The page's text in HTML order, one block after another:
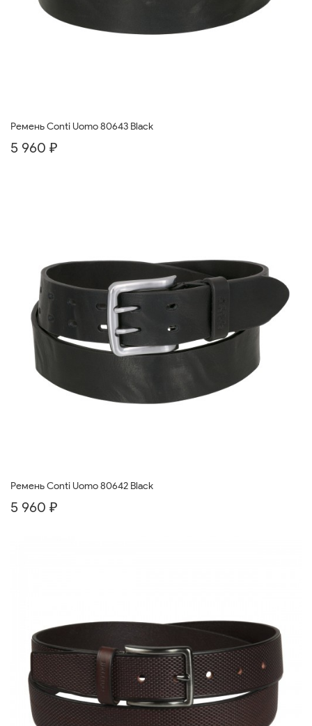
Ремень Conti Uomo 80643 Black
5 960 ₽
Ремень Conti Uomo 80642 Black
5 960 ₽